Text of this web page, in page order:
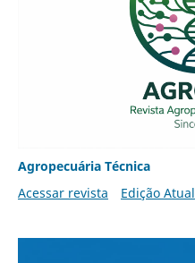
Agropecuária Técnica
Acessar revista
Edição Atual